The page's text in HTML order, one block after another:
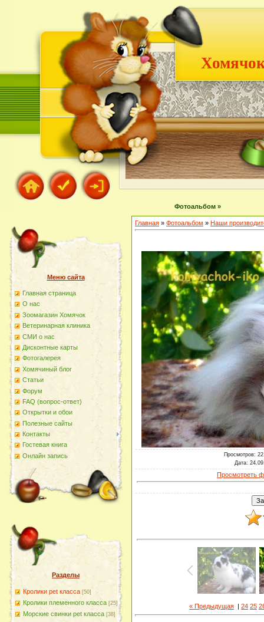
Фотоальбом »
Меню сайта
Главная страница
О наc
Зоомагазин Хомячок
Ветеринарная клиника
СМИ о нас
Дисконтные карты
Фотогалерея
Хомячиный блог
Статьи
Форум
FAQ (вопрос-ответ)
Открытки и обои
Полезные сайты
Контакты
Гостевая книга
Онлайн запись
Разделы
Кролики pet класса [50]
Кролики племенного класса [25]
Морские свинки pet класса [38]
Главная » Фотоальбом » Наши
Просмотров:
Дата:
Просмотреть
« Предыдущая | 24 25